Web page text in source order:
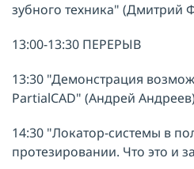
зубного техника" (Дмитрий
13:00-13:30 ПЕРЕРЫВ
13:30 "Демонстрация
PartialCAD" (Андрей
14:30 "Локатор-системы в
протезировании. Что это и